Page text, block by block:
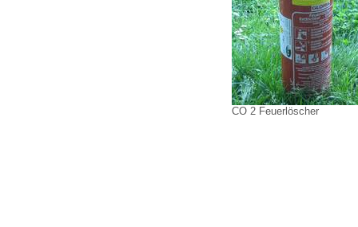
CO 2 Feuerlöscher